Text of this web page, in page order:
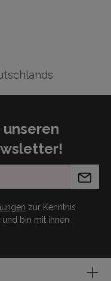
zur Kenntnis
und bin mit ihnen